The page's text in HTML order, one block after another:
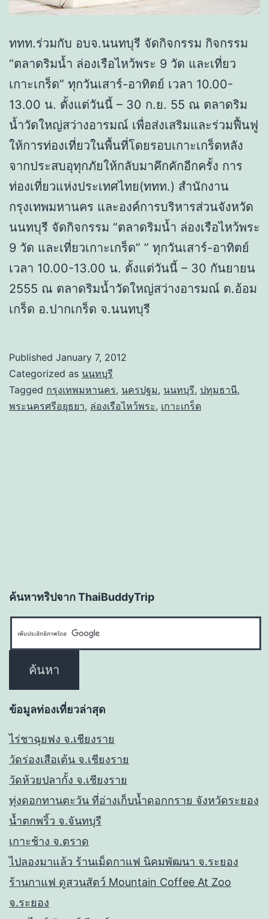
ททท.ร่วมกับ อบจ.นนทบุรี จัดกิจกรรม กิจกรรม
“ตลาดริมน้ำ ล่องเรือไหว้พระ 9 วัด และเที่ยว
เกาะเกร็ด” ทุกวันเสาร์-อาทิตย์ เวลา 10.00-
13.00 น. ตั้งแต่วันนี้ – 30 ก.ย. 55 ณ ตลาดริม
น้ำวัดใหญ่สว่างอารมณ์ เพื่อส่งเสริมและร่วมฟื้นฟู
ให้การท่องเที่ยวในพื้นที่โดยรอบเกาะเกร็ดหลัง
จากประสบอุทุกภัยให้กลับมาคึกคักอีกครั้ง การ
ท่องเที่ยวแห่งประเทศไทย(ททท.) สำนักงาน
กรุงเทพมหานคร และองค์การบริหารส่วนจังหวัด
นนทบุรี จัดกิจกรรม “ตลาดริมน้ำ ล่องเรือไหว้พระ
9 วัด และเที่ยวเกาะเกร็ด” ” ทุกวันเสาร์-อาทิตย์
เวลา 10.00-13.00 น. ตั้งแต่วันนี้ – 30 กันยายน
2555 ณ ตลาดริมน้ำวัดใหญ่สว่างอารมณ์ ต.อ้อม
เกร็ด อ.ปากเกร็ด จ.นนทบุรี
Published January 7, 2012
Categorized as นนทบุรี
Tagged กรุงเทพมหานคร, นครปฐม, นนทบุรี, ปทุมธานี,
พระนครศรีอยุธยา, ล่องเรือไหว้พระ, เกาะเกร็ด
ค้นหาทริปจาก ThaiBuddyTrip
ข้อมูลท่องเที่ยวล่าสุด
ไร่ชาฉุยฟง จ.เชียงราย
วัดร่องเสือเต้น จ.เชียงราย
วัดห้วยปลากั้ง จ.เชียงราย
ทุ่งดอกทานตะวัน ที่อ่างเก็บน้ำดอกกราย จังหวัดระยอง
น้ำตกพริ้ว จ.จันทบุรี
เกาะช้าง จ.ตราด
ไปลองมาแล้ว ร้านเม็ดกาแฟ นิคมพัฒนา จ.ระยอง
ร้านกาแฟ ดูสวนสัตว์ Mountain Coffee At Zoo
จ.ระยอง